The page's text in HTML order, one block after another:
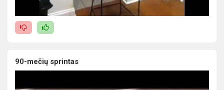
90-mečių sprintas